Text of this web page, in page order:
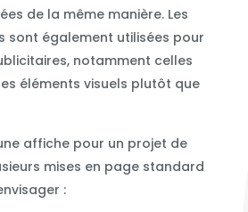
de la même manière. Les
sont également utilisées pour
notamment celles
éléments visuels plutôt que
affiche pour un projet de
mises en page standard
: